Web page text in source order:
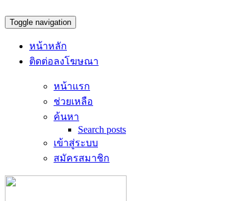
Toggle navigation
หน้าหลัก
ติดต่อลงโฆษณา
หน้าแรก
ช่วยเหลือ
ค้นหา
Search posts
เข้าสู่ระบบ
สมัครสมาชิก